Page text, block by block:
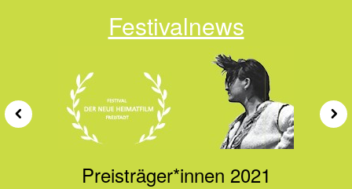
Festivalnews
Preisträger*innen 2021